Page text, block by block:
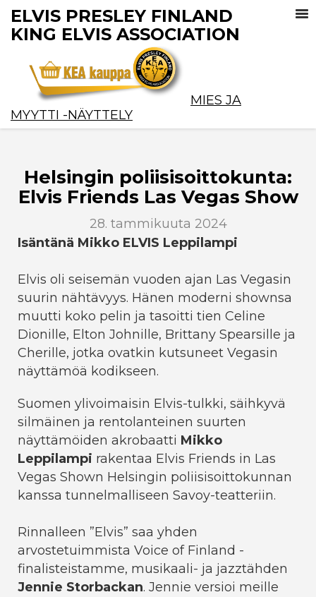
ELVIS PRESLEY FINLAND
KING ELVIS ASSOCIATION
MIES JA
MYYTTI -NÄYTTELY
Helsingin poliisisoittokunta:
Elvis Friends Las Vegas Show
28. tammikuuta 2024
Isäntänä Mikko ELVIS Leppilampi
Elvis oli seisemän vuoden ajan Las Vegasin
suurin nähtävyys. Hänen moderni shownsa
muutti koko pelin ja tasoitti tien Celine
Dionille, Elton Johnille, Brittany Spearsille ja
Cherille, jotka ovatkin kutsuneet Vegasin
näyttämöä kodikseen.
Suomen ylivoimaisin Elvis-tulkki, säihkyvä
silmäinen ja rentolanteinen suurten
näyttämöiden akrobaatti Mikko
Leppilampi rakentaa Elvis Friends in Las
Vegas Shown Helsingin poliisisoittokunnan
kanssa tunnelmalliseen Savoy-teatteriin.
Rinnalleen ”Elvis” saa yhden
arvostetuimmista Voice of Finland -
finalisteistamme, musikaali- ja jazztähden
Jennie Storbackan. Jennie versioi meille